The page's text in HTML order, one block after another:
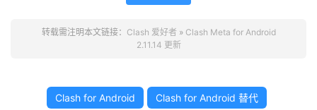
转载需注明本文链接： Clash 爱好者 » Clash Meta for Android
2.11.14 更新
Clash for Android Clash for Android 替代